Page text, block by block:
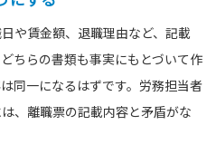
や賃金額、退職理由など、記載
ちらの書類も事実にもとづいて作
同一になるはずです。労務担当者
、離職票の記載内容と矛盾がな